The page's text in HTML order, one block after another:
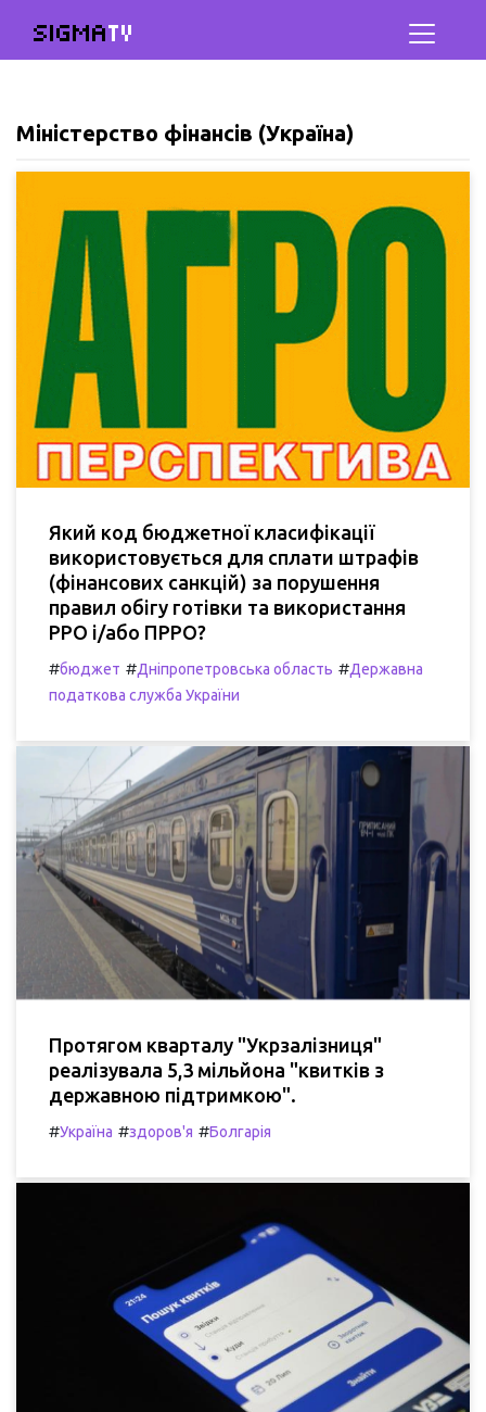
SIGMATV
Міністерство фінансів (Україна)
Який код бюджетної класифікації
використовується для сплати штрафів
(фінансових санкцій) за порушення
правил обігу готівки та використання
РРО і/або ПРРО?
#бюджет #Дніпропетровська область #Державна
податкова служба України
Протягом кварталу "Укрзалізниця"
реалізувала 5,3 мільйона "квитків з
державною підтримкою".
#Україна #здоров'я #Болгарія